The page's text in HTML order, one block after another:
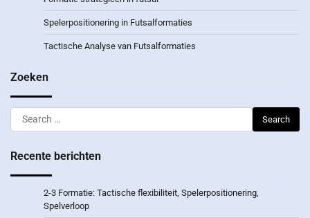
Spelerpositionering in Futsalformaties
Tactische Analyse van Futsalformaties
Zoeken
Search
for:
Recente berichten
2-3 Formatie: Tactische flexibiliteit, Spelerpositionering,
Spelverloop